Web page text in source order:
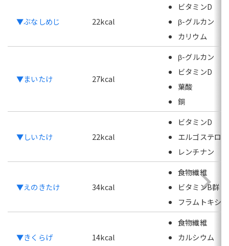
▼ぶなしめじ 22kcal
ビタミンD
β-グルカン
カリウム
▼まいたけ 27kcal
β-グルカン
ビタミンD
葉酸
銅
▼しいたけ 22kcal
ビタミンD
エルゴステロ
レンチナン
▼えのきたけ 34kcal
食物繊維
ビタミンB群
フラムトキシン
▼きくらげ 14kcal
食物繊維
カルシウム